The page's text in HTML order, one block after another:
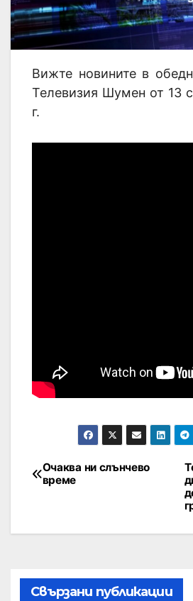
Вижте новините в
Телевизия Шумен от 13
г.
Очаква ни слънчево
време
Свързани публикации